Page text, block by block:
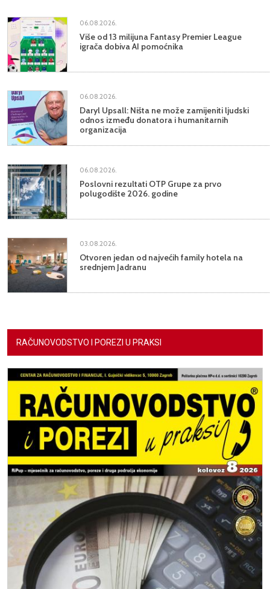
06.08.2026.
Više od 13 milijuna Fantasy Premier League
igrača dobiva AI pomoćnika
06.08.2026.
Daryl Upsall: Ništa ne može zamijeniti ljudski
odnos između donatora i humanitarnih
organizacija
06.08.2026.
Poslovni rezultati OTP Grupe za prvo
polugodište 2026. godine
03.08.2026.
Otvoren jedan od najvećih family hotela na
srednjem Jadranu
RAČUNOVODSTVO I POREZI U PRAKSI